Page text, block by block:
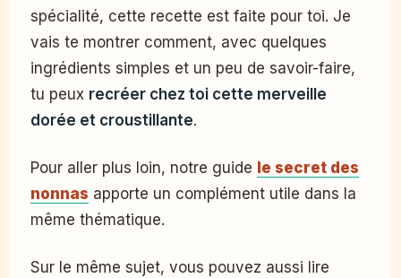
spécialité, cette recette est faite pour toi. Je
vais te montrer comment, avec quelques
ingrédients simples et un peu de savoir-faire,
tu peux recréer chez toi cette merveille
dorée et croustillante.
Pour aller plus loin, notre guide le secret des
nonnas apporte un complément utile dans la
même thématique.
Sur le même sujet, vous pouvez aussi lire